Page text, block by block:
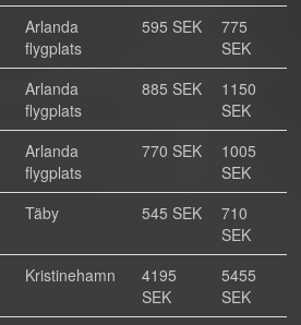
Arlanda
flygplats
595 SEK
775
SEK
Arlanda
flygplats
885 SEK
1150
SEK
Arlanda
flygplats
770 SEK
1005
SEK
Täby 545 SEK
710
SEK
Kristinehamn
4195
SEK
5455
SEK